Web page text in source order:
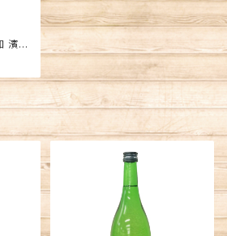
濱川